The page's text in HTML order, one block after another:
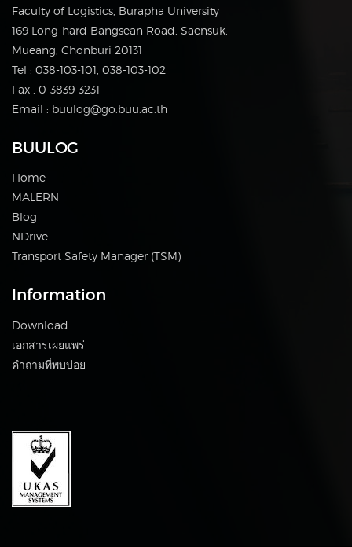
Faculty of Logistics, Burapha University
169 Long-hard Bangsean Road, Saensuk,
Mueang, Chonburi 20131
Tel : 038-103-101, 038-103-102
Fax : 0-3839-3231
Email : buulog@go.buu.ac.th
BUULOG
Home
MALERN
Blog
NDrive
Transport Safety Manager (TSM)
Information
Download
เอกสารเผยแพร่
คำถามที่พบบ่อย